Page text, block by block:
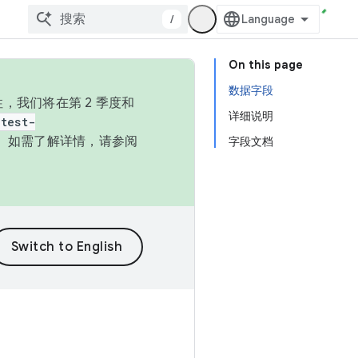
/
On this page
数据字段
详细说明
字段文档
我们将在第 2 季度和
如需了解详情，请参阅